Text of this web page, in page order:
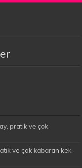
pratik ve çok
ve çok kabaran kek